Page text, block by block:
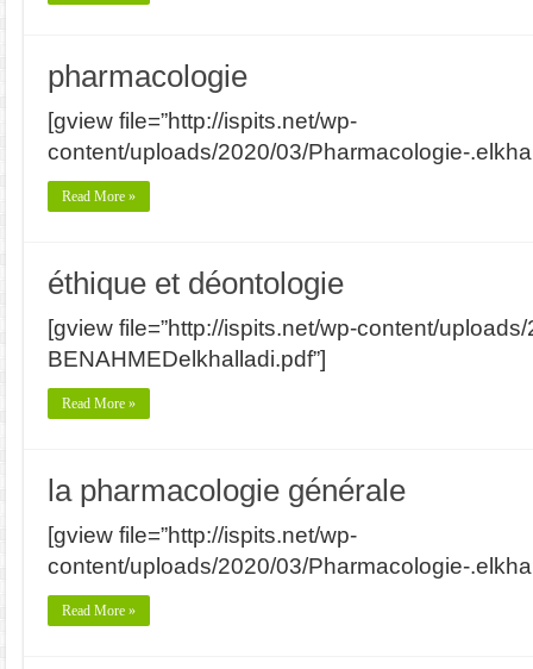
pharmacologie
[gview file=”http://ispits.net/wp-
content/uploads/2020/03/Pharmacologie-
Read More »
éthique et déontologie
[gview file=”http://ispits.net/wp-content/
BENAHMEDelkhalladi.pdf”]
Read More »
la pharmacologie générale
[gview file=”http://ispits.net/wp-
content/uploads/2020/03/Pharmacologie-
Read More »